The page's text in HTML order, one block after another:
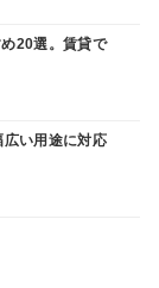
20選。賃貸で
い用途に対応